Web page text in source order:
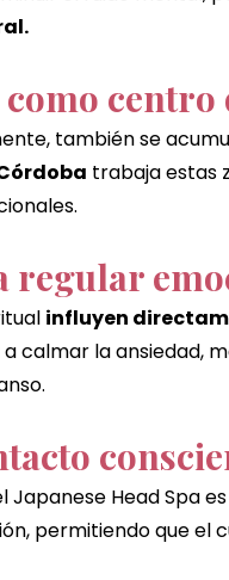
centro
también se
trabaja estas
influyen
calmar la ansiedad,
Head Spa
permitiendo que el